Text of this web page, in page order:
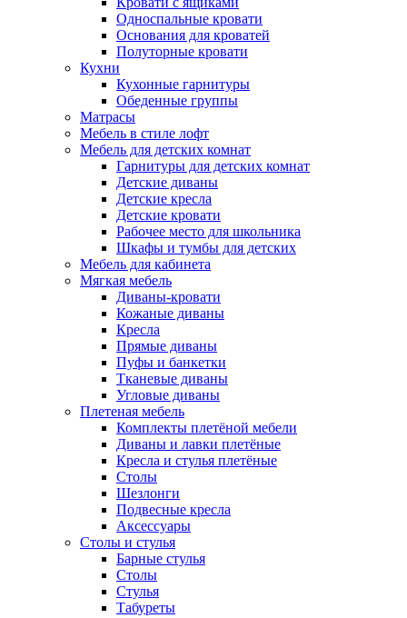
Односпальные кровати
Основания для кроватей
Полуторные кровати
Кухни
Кухонные гарнитуры
Обеденные группы
Матрасы
Мебель в стиле лофт
Мебель для детских комнат
Гарнитуры для детских комнат
Детские диваны
Детские кресла
Детские кровати
Рабочее место для школьника
Шкафы и тумбы для детских
Мебель для кабинета
Мягкая мебель
Диваны-кровати
Кожаные диваны
Кресла
Прямые диваны
Пуфы и банкетки
Тканевые диваны
Угловые диваны
Плетеная мебель
Комплекты плетёной мебели
Диваны и лавки плетёные
Кресла и стулья плетёные
Столы
Шезлонги
Подвесные кресла
Аксессуары
Столы и стулья
Барные стулья
Столы
Стулья
Табуреты